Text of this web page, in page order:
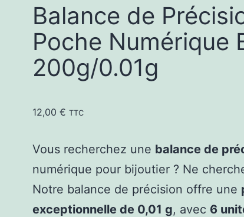
Balance de
Poche Numérique
200g/0.01g
12,00 € TTC
Vous recherchez une balance de
numérique pour bijoutier ? Ne
Notre balance de précision offre une
exceptionnelle de 0,01 g, avec 6